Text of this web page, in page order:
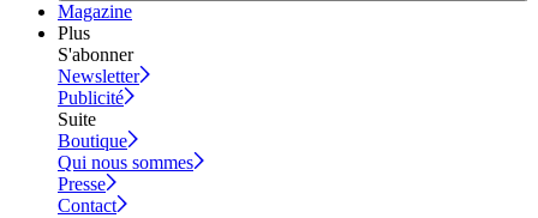
Magazine
Plus
S'abonner
Newsletter
Publicité
Suite
Boutique
Qui nous sommes
Presse
Contact